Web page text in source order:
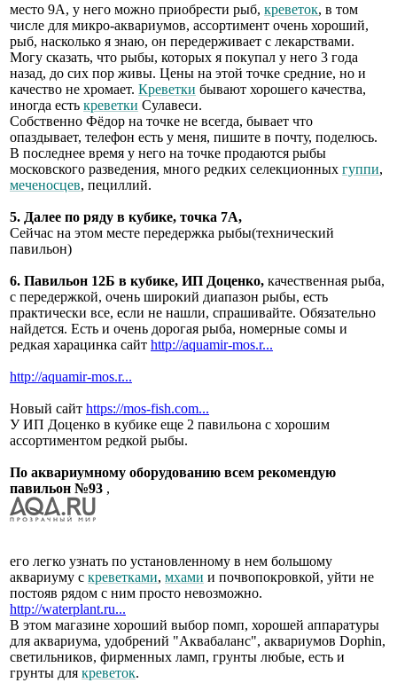
место 9А, у него можно приобрести рыб, креветок, в том
числе для микро-аквариумов, ассортимент очень хороший,
рыб, насколько я знаю, он передерживает с лекарствами.
Могу сказать, что рыбы, которых я покупал у него 3 года
назад, до сих пор живы. Цены на этой точке средние, но и
качество не хромает. Креветки бывают хорошего качества,
иногда есть креветки Сулавеси.
Собственно Фёдор на точке не всегда, бывает что
опаздывает, телефон есть у меня, пишите в почту, поделюсь.
В последнее время у него на точке продаются рыбы
московского разведения, много редких селекционных гуппи,
меченосцев, пециллий.
5. Далее по ряду в кубике, точка 7А,
Сейчас на этом месте передержка рыбы(технический
павильон)
6. Павильон 12Б в кубике, ИП Доценко, качественная рыба,
с передержкой, очень широкий диапазон рыбы, есть
практически все, если не нашли, спрашивайте. Обязательно
найдется. Есть и очень дорогая рыба, номерные сомы и
редкая харацинка сайт http://aquamir-mos.r...
http://aquamir-mos.r...
Новый сайт https://mos-fish.com...
У ИП Доценко в кубике еще 2 павильона с хорошим
ассортиментом редкой рыбы.
По аквариумному оборудованию всем рекомендую
павильон №93 ,
его легко узнать по установленному в нем большому
аквариуму с креветками, мхами и почвопокровкой, уйти не
постояв рядом с ним просто невозможно.
http://waterplant.ru...
В этом магазине хороший выбор помп, хорошей аппаратуры
для аквариума, удобрений "Аквабаланс", аквариумов Dophin,
светильников, фирменных ламп, грунты любые, есть и
грунты для креветок.